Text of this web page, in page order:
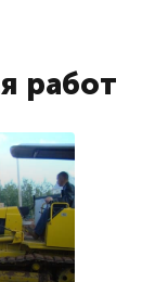
работ